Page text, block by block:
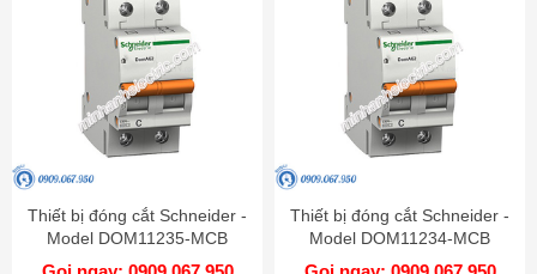
Thiết bị đóng cắt Schneider -
Model DOM11235-MCB
Thiết bị đóng cắt Schneider -
Model DOM11234-MCB